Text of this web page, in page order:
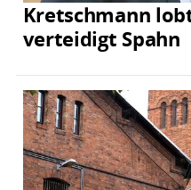
Kretschmann
verteidigt Spahn